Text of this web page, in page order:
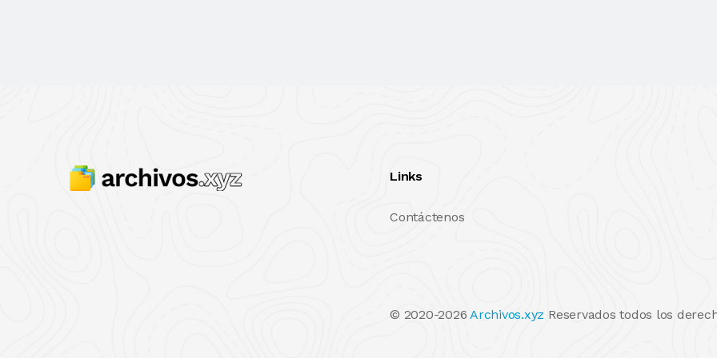
Links
Contáctenos
© 2020-2026Archivos.xyz Reservados todos los